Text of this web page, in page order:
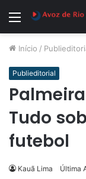
Menu
Início /
Publieditorial
Tudo
futebol
Kauã Lima Última